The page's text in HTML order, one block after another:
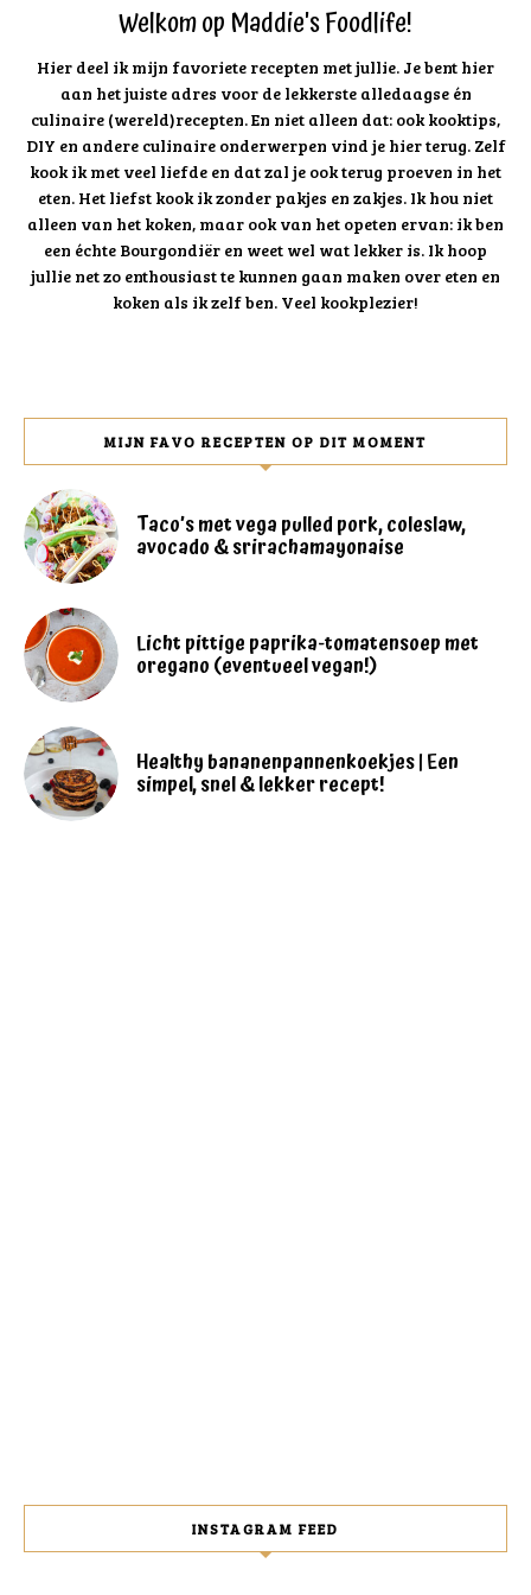
Welkom op Maddie's Foodlife!
Hier deel ik mijn favoriete recepten met jullie. Je bent hier
aan het juiste adres voor de lekkerste alledaagse én
culinaire (wereld)recepten. En niet alleen dat: ook kooktips,
DIY en andere culinaire onderwerpen vind je hier terug. Zelf
kook ik met veel liefde en dat zal je ook terug proeven in het
eten. Het liefst kook ik zonder pakjes en zakjes. Ik hou niet
alleen van het koken, maar ook van het opeten ervan: ik ben
een échte Bourgondiër en weet wel wat lekker is. Ik hoop
jullie net zo enthousiast te kunnen gaan maken over eten en
koken als ik zelf ben. Veel kookplezier!
MIJN FAVO RECEPTEN OP DIT MOMENT
Taco’s met vega pulled pork, coleslaw,
avocado & srirachamayonaise
Licht pittige paprika-tomatensoep met
oregano (eventueel vegan!)
Healthy bananenpannenkoekjes | Een
simpel, snel & lekker recept!
INSTAGRAM FEED